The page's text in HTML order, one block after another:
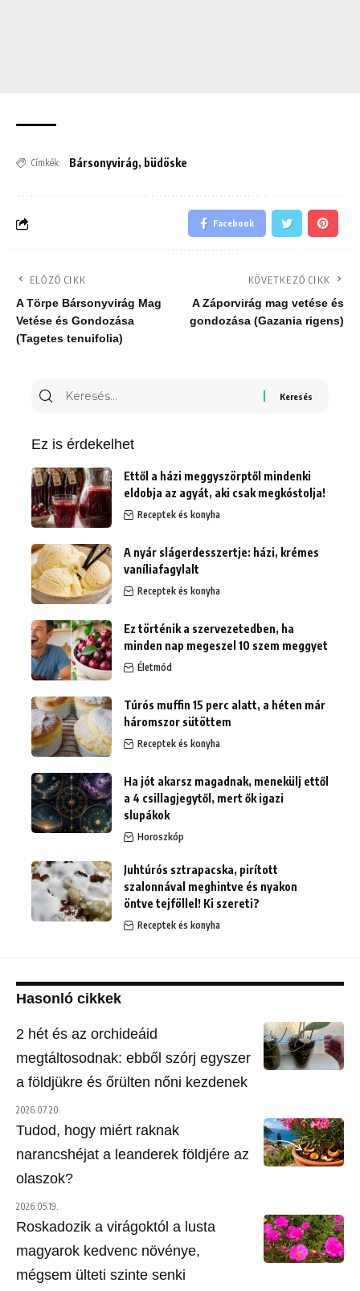
Címkék: Bársonyvirág, büdöske
Facebook
ELŐZŐ CIKK
A Törpe Bársonyvirág Mag
Vetése és Gondozása
(Tagetes tenuifolia)
KÖVETKEZŐ CIKK
A Záporvirág mag vetése és
gondozása (Gazania rigens)
Keresés
Ez is érdekelhet
Ettől a házi meggyszörptől mindenki
eldobja az agyát, aki csak megkóstolja!
Receptek és konyha
A nyár slágerdesszertje: házi, krémes
vaníliafagylalt
Receptek és konyha
Ez történik a szervezetedben, ha
minden nap megeszel 10 szem meggyet
Életmód
Túrós muffin 15 perc alatt, a héten már
háromszor sütöttem
Receptek és konyha
Ha jót akarsz magadnak, menekülj ettől
a 4 csillagjegytől, mert ők igazi
slupákok
Horoszkóp
Juhtúrós sztrapacska, pirított
szalonnával meghintve és nyakon
öntve tejföllel! Ki szereti?
Receptek és konyha
Hasonló cikkek
2 hét és az orchideáid
megtáltosodnak: ebből szórj egyszer
a földjükre és őrülten nőni kezdenek
2026.07.20.
Tudod, hogy miért raknak
narancshéjat a leanderek földjére az
olaszok?
2026.05.19.
Roskadozik a virágoktól a lusta
magyarok kedvenc növénye,
mégsem ülteti szinte senki